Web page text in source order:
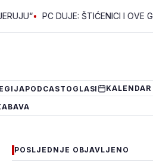
PC DUJE: ŠTIĆENICI I OVE GODINE
PODCAST OGLASI
POSLJEDNJE OBJAVLJENO